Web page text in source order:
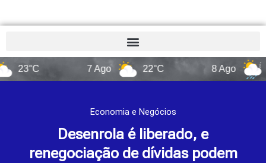
22°C 14°C
Economia e Negócios
Desenrola é liberado, e
renegociação de dívidas podem